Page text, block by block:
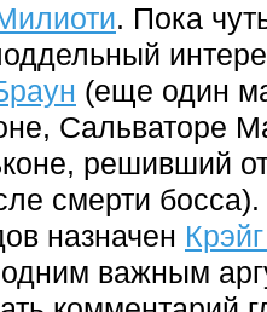
. Пока
(еще один
Сальваторе
решивший
смерти
назначен
важным